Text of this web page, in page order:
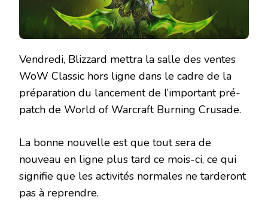
Vendredi, Blizzard mettra la salle des ventes
WoW Classic hors ligne dans le cadre de la
préparation du lancement de l’important pré-
patch de World of Warcraft Burning Crusade.
La bonne nouvelle est que tout sera de
nouveau en ligne plus tard ce mois-ci, ce qui
signifie que les activités normales ne tarderont
pas à reprendre.